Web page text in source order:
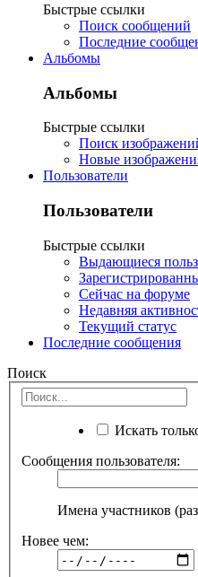
Быстрые ссылки
Поиск сообщений
Последние
Альбомы
Альбомы
Быстрые ссылки
Поиск
Новые
Пользователи
Пользователи
Быстрые ссылки
Выдающиеся
Сейчас на форуме
Недавняя
Текущий статус
Последние сообщения
Поиск
Искать
Сообщения пользователя:
Имена участников
Новее чем: